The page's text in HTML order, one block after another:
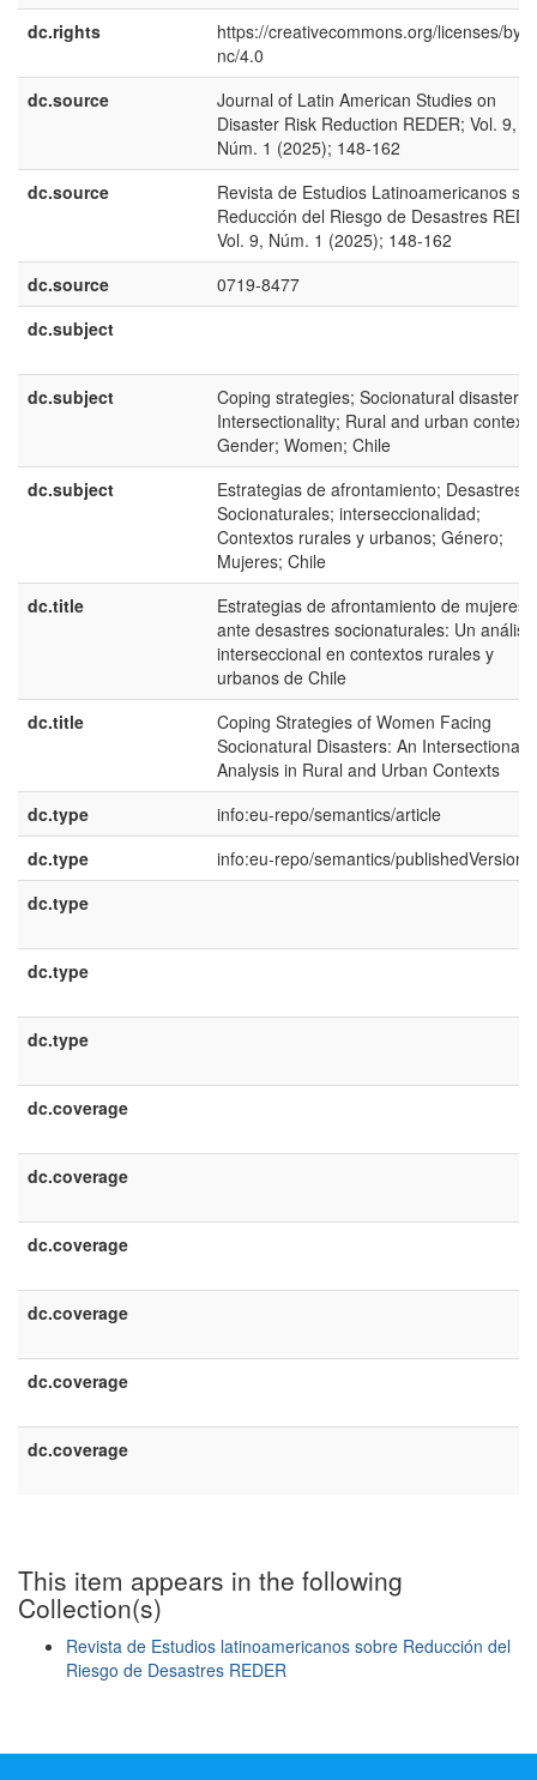
dc.rights
https://creativecommons.org/licenses/by-
nc/4.0
dc.source
Journal of Latin American Studies on
Disaster Risk Reduction REDER; Vol. 9,
Núm. 1 (2025); 148-162
dc.source
Revista de Estudios Latinoamericanos
Reducción del Riesgo de Desastres
Vol. 9, Núm. 1 (2025); 148-162
dc.source
0719-8477
dc.subject
dc.subject
Coping strategies; Socionatural disasters;
Intersectionality; Rural and urban
Gender; Women; Chile
dc.subject
Estrategias de afrontamiento; Desastres
Socionaturales; interseccionalidad;
Contextos rurales y urbanos; Género;
Mujeres; Chile
dc.title
Estrategias de afrontamiento de mujeres
ante desastres socionaturales: Un análisis
interseccional en contextos rurales y
urbanos de Chile
dc.title
Coping Strategies of Women Facing
Socionatural Disasters: An Intersectional
Analysis in Rural and Urban Contexts
dc.type
info:eu-repo/semantics/article
dc.type
info:eu-repo/semantics/publishedVersion
dc.type
dc.type
dc.type
dc.coverage
dc.coverage
dc.coverage
dc.coverage
dc.coverage
dc.coverage
This item appears in the following
Collection(s)
Revista de Estudios latinoamericanos sobre Reducción del
Riesgo de Desastres REDER